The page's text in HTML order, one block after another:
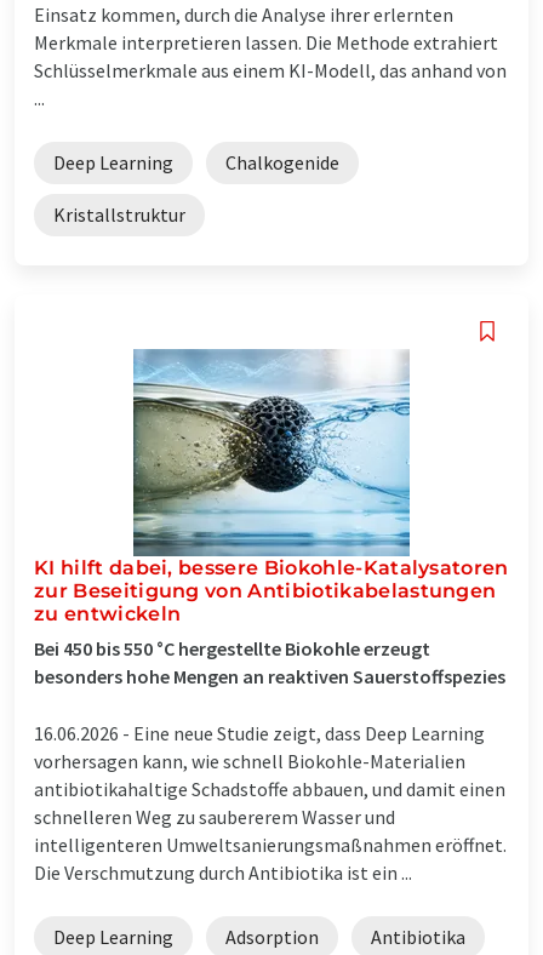
Einsatz kommen, durch die Analyse ihrer erlernten
Merkmale interpretieren lassen. Die Methode extrahiert
Schlüsselmerkmale aus einem KI-Modell, das anhand von
...
Deep Learning Chalkogenide
Kristallstruktur
KI hilft dabei, bessere Biokohle-Katalysatoren
zur Beseitigung von Antibiotikabelastungen
zu entwickeln
Bei 450 bis 550 °C hergestellte Biokohle erzeugt
besonders hohe Mengen an reaktiven Sauerstoffspezies
16.06.2026 - Eine neue Studie zeigt, dass Deep Learning
vorhersagen kann, wie schnell Biokohle-Materialien
antibiotikahaltige Schadstoffe abbauen, und damit einen
schnelleren Weg zu saubererem Wasser und
intelligenteren Umweltsanierungsmaßnahmen eröffnet.
Die Verschmutzung durch Antibiotika ist ein ...
Deep Learning Adsorption Antibiotika